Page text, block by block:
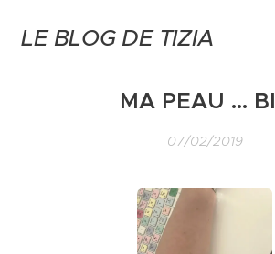
LE BLOG DE TIZIA
MA PEAU ...
07/02/2019